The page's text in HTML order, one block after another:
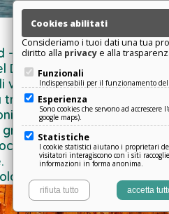
- Damaraland
Lungo il
visitare i diversi siti
cui il famoso sito di
dell’Umanità e noto
dell’età della
di arenaria. Arrivo e
e cena
Cookies abilitati
Consideriamo i tuoi dati una tua
diritto alla privacy e alla
Funzionali
Indispensabili per il funzionamento
Esperienza
Sono cookies che servono ad accrescere
google maps).
Statistiche
I cookie statistici aiutano i proprietari
visitatori interagiscono con i siti
informazioni in forma anonima.
rifiuta tutto accetta